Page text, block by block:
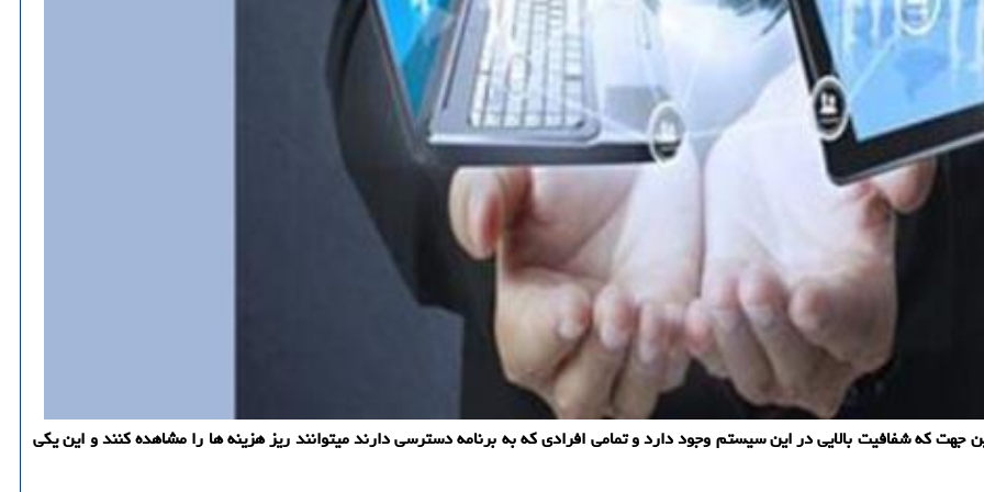
جهت که شفافیت بالایی در این سیستم وجود دارد و تمامی افرادی که به برنامه دسترسی دارند میتوانند ریز هزینه ها را مشاهده کنند و این یکی